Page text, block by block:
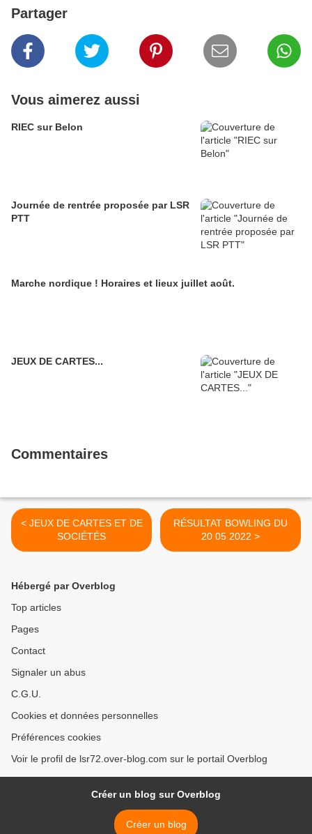
Partager
Vous aimerez aussi
RIEC sur Belon
Journée de rentrée proposée par LSR
PTT
Marche nordique ! Horaires et lieux juillet août.
JEUX DE CARTES...
Commentaires
< JEUX DE CARTES ET DE
SOCIÉTÉS
RÉSULTAT BOWLING DU
20 05 2022 >
Hébergé par Overblog
Top articles
Pages
Contact
Signaler un abus
C.G.U.
Cookies et données personnelles
Préférences cookies
Voir le profil de lsr72.over-blog.com sur le portail Overblog
Créer un blog sur Overblog
Créer un blog